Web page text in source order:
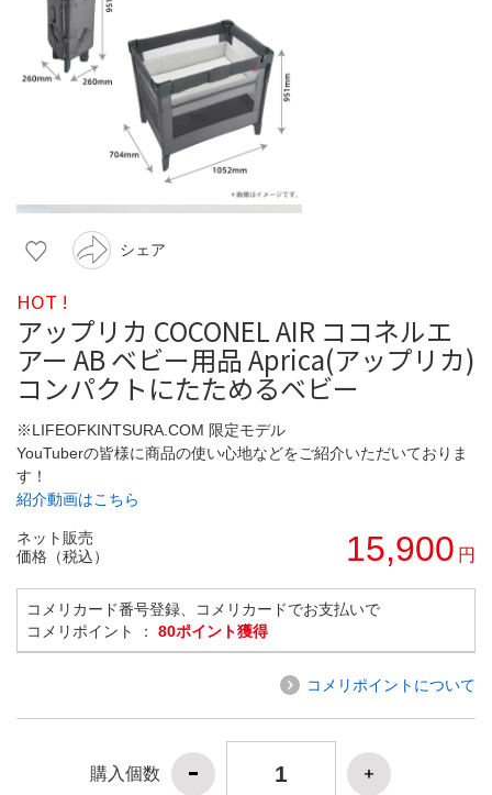
シェア
HOT !
アップリカ COCONEL AIR ココネルエ
アー AB ベビー用品 Aprica(アップリカ)
コンパクトにたためるベビー
※LIFEOFKINTSURA.COM 限定モデル
YouTuberの皆様に商品の使い心地などをご紹介いただいておりま
す！
紹介動画はこちら
ネット販売
価格（税込）
15,900 円
コメリカード番号登録、コメリカードでお支払いで
コメリポイント ： 80ポイント獲得
コメリポイントについて
購入個数